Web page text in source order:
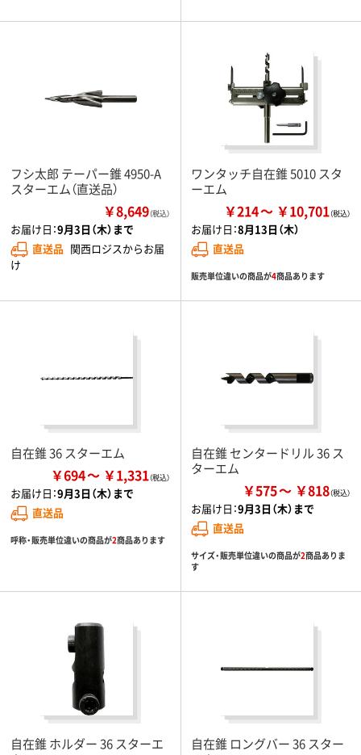
フシ太郎 テーパー錐 4950-A
スターエム（直送品）
￥8,649（税込）
お届け日：9月3日（木）まで
直送品 関西ロジスからお届
け
ワンタッチ自在錐 5010 スタ
ーエム
￥214 ￥10,701
お届け日：8月13日（木）
直送品
販売単位違いの商品が4商品あります
自在錐 36 スターエム
￥694 ￥1,331
お届け日：9月3日（木）まで
直送品
呼称・販売単位違いの商品が2商品あります
自在錐 センタードリル 36 ス
ターエム
￥575 ￥818
お届け日：9月3日（木）まで
直送品
サイズ・販売単位違いの商品が2商品ありま
す
自在錐 ホルダー 36 スターエ
自在錐 ロングバー 36 スター